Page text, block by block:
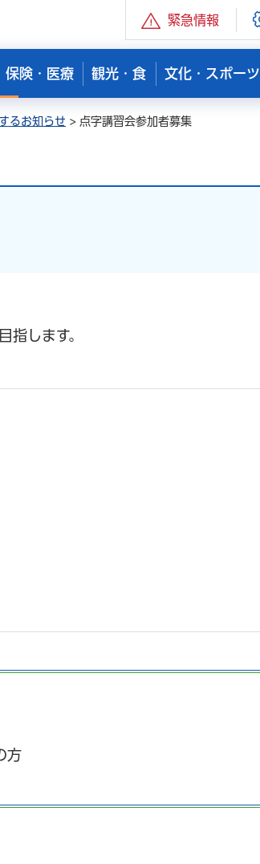
緊急情報
保険・医療 観光・食 文化・スポーツ
るお知らせ > 点字講習会参加者募集
指します。
方